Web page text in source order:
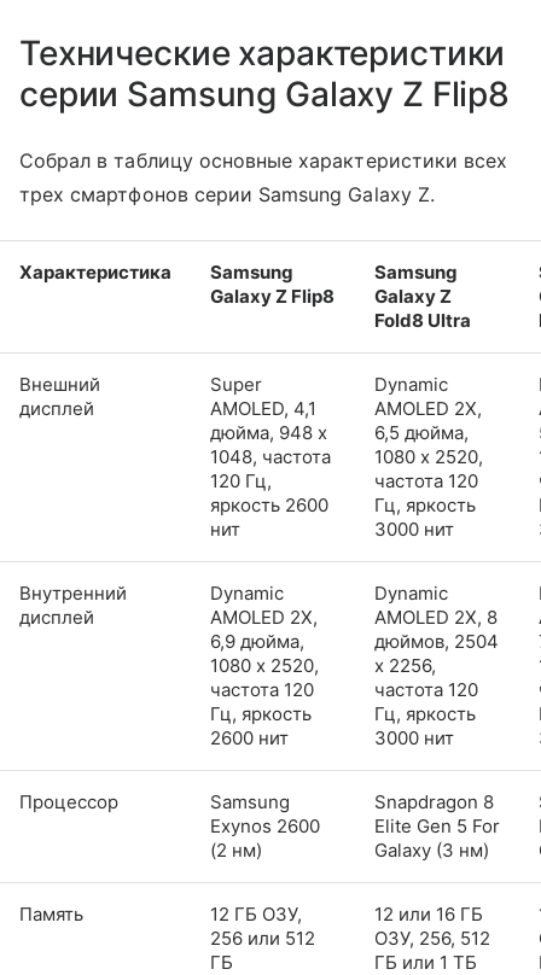
Технические характеристики
серии Samsung Galaxy Z Flip8
Собрал в таблицу основные характеристики всех
трех смартфонов серии Samsung Galaxy Z.
Характеристика
Samsung
Galaxy Z Flip8
Samsung
Galaxy Z
Fold8 Ultra
Внешний
дисплей
Super
AMOLED, 4,1
дюйма, 948 x
1048, частота
120 Гц,
яркость 2600
нит
Dynamic
AMOLED 2X,
6,5 дюйма,
1080 x 2520,
частота 120
Гц, яркость
3000 нит
Внутренний
дисплей
Dynamic
AMOLED 2X,
6,9 дюйма,
1080 x 2520,
частота 120
Гц, яркость
2600 нит
Dynamic
AMOLED 2X, 8
дюймов, 2504
x 2256,
частота 120
Гц, яркость
3000 нит
Процессор
Samsung
Exynos 2600
(2 нм)
Snapdragon 8
Elite Gen 5 For
Galaxy (3 нм)
Память
12 ГБ ОЗУ,
256 или 512
ГБ
12 или 16 ГБ
ОЗУ, 256, 512
ГБ или 1 ТБ